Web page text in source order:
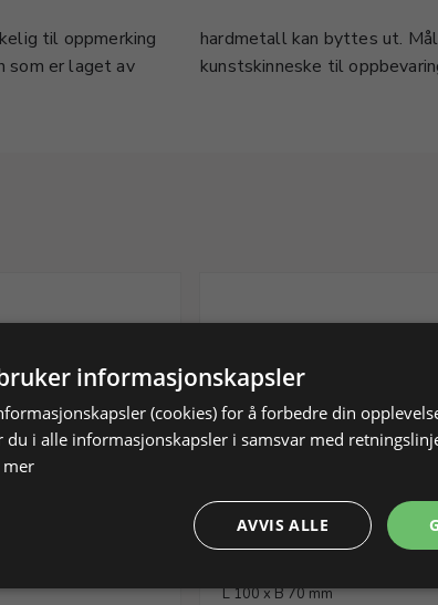
til oppmerking
som er laget av
i praktisk
kunstskinneske til
L 100 x B 70 mm
informasjonskapsler
(cookies) for å forbedre din
du i alle informasjonskapsler i samsvar med
mer
AVVIS ALLE